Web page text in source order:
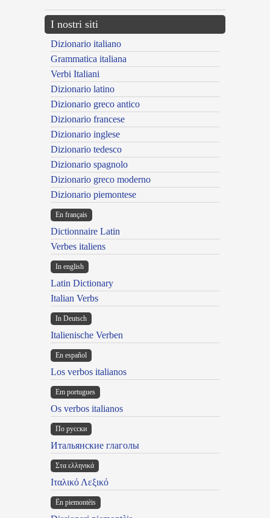
I nostri siti
Dizionario italiano
Grammatica italiana
Verbi Italiani
Dizionario latino
Dizionario greco antico
Dizionario francese
Dizionario inglese
Dizionario tedesco
Dizionario spagnolo
Dizionario greco moderno
Dizionario piemontese
En français
Dictionnaire Latin
Verbes italiens
In english
Latin Dictionary
Italian Verbs
In Deutsch
Italienische Verben
En español
Los verbos italianos
Em portugues
Os verbos italianos
По русски
Итальянские глаголы
Στα ελληνικά
Ιταλικό Λεξικό
Ën piemontèis